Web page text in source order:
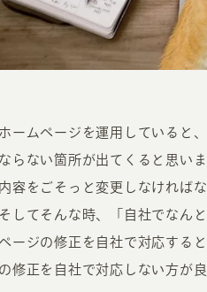
ホーム
制作実績
ホームページを運用していると
ならない箇所が出てくると思い
内容をごそっと変更しなければ
そしてそんな時、「自社でなん
ページの修正を自社で対応する
の修正を自社で対応しない方が